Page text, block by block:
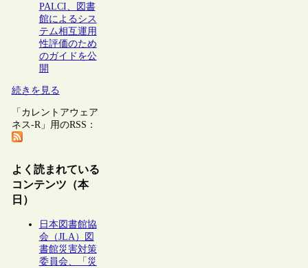
PALCI、図書
館によるシス
テム相互運用
性評価のため
のガイドを公
開
続きを見る
「カレントアウェア
ネス-R」用のRSS：
よく読まれている
コンテンツ（本
日）
日本図書館協
会（JLA）図
書館災害対策
委員会、「災